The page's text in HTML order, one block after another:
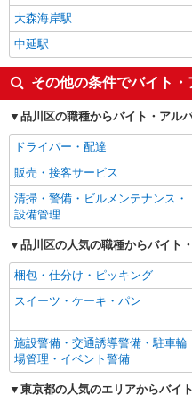
大森海岸駅
中延駅
その他の条件でバイト
品川区の職種からバイト・アル
ドライバー・配達
販売・接客サービス
清掃・警備・ビルメンテナンス・
設備管理
品川区の人気の職種からバイト
梱包・仕分け・ピッキング
スイーツ・ケーキ・パン
施設警備・交通誘導警備・駐車輪
場管理・イベント警備
東京都の人気のエリアからバイ